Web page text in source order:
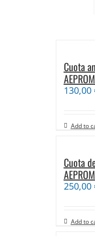
Cuota
130,00
Add to
Cuota
250,00
Add to